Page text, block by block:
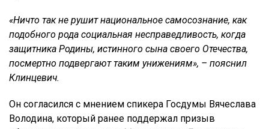
«Ничто так не рушит национальное самосознание, как
подобного рода социальная несправедливость, когда
защитника Родины, истинного сына своего Отечества,
посмертно подвергают таким унижениям», – пояснил
Клинцевич.
Он согласился с мнением спикера Госдумы Вячеслава
Володина, который ранее поддержал призыв